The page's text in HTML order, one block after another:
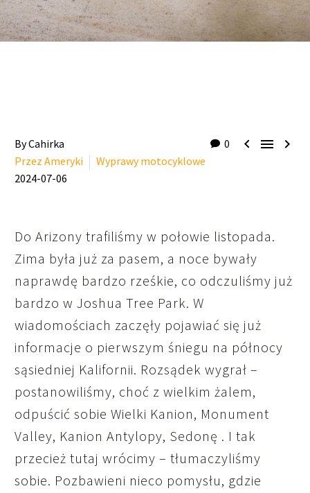
0   
By Cahirka
Przez Ameryki
Wyprawy motocyklowe
2024-07-06
Do Arizony trafiliśmy w połowie listopada.
Zima była już za pasem, a noce bywały
naprawdę bardzo rześkie, co odczuliśmy już
bardzo w Joshua Tree Park. W
wiadomościach zaczęły pojawiać się już
informacje o pierwszym śniegu na północy
sąsiedniej Kalifornii. Rozsądek wygrał –
postanowiliśmy, choć z wielkim żalem,
odpuścić sobie Wielki Kanion, Monument
Valley, Kanion Antylopy, Sedonę . I tak
przecież tutaj wrócimy – tłumaczyliśmy
sobie. Pozbawieni nieco pomysłu, gdzie